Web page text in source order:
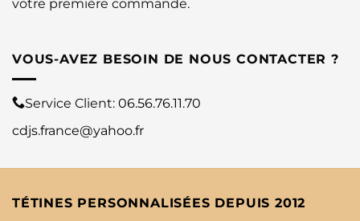
votre première commande.
VOUS-AVEZ BESOIN DE NOUS CONTACTER ?
Service Client: 06.56.76.11.70
cdjs.france@yahoo.fr
TÉTINES PERSONNALISÉES DEPUIS 2012